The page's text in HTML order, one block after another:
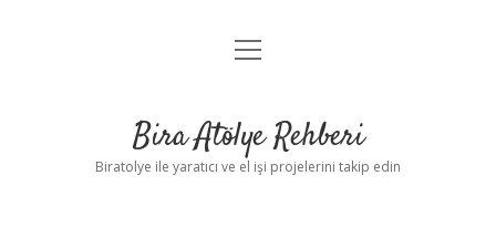
Anasayfa
Yasal Uyarı
menüyü
Bira Atölye Rehberi
Biratolye ile yaratıcı ve el işi projelerini takip edin